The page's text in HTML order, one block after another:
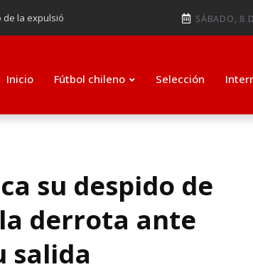
de la expulsió
de
para
SÁBADO, 8
Inicio Fútbol chileno Selección
su despido de
derrota ante
salida